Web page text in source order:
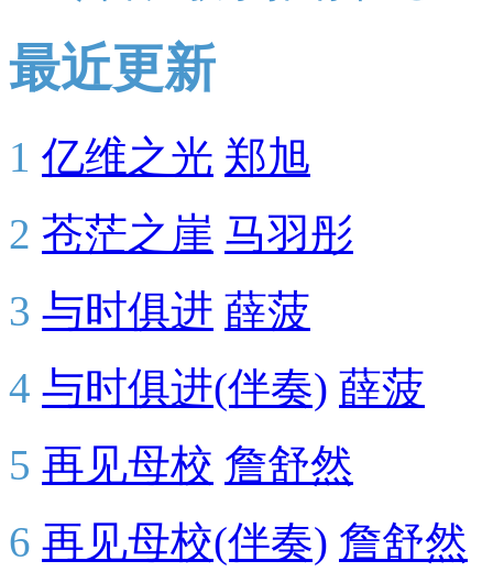
最近更新
1 亿维之光 郑旭
2 苍茫之崖 马羽彤
3 与时俱进 薛菠
4 与时俱进(伴奏) 薛菠
5 再见母校 詹舒然
6 再见母校(伴奏) 詹舒然